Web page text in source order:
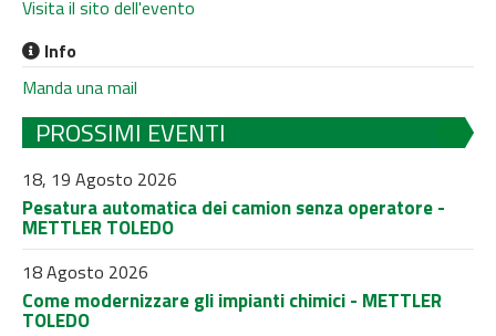
Visita il sito dell'evento
Info
Manda una mail
PROSSIMI EVENTI
18, 19 Agosto 2026
Pesatura automatica dei camion senza operatore -
METTLER TOLEDO
18 Agosto 2026
Come modernizzare gli impianti chimici - METTLER
TOLEDO